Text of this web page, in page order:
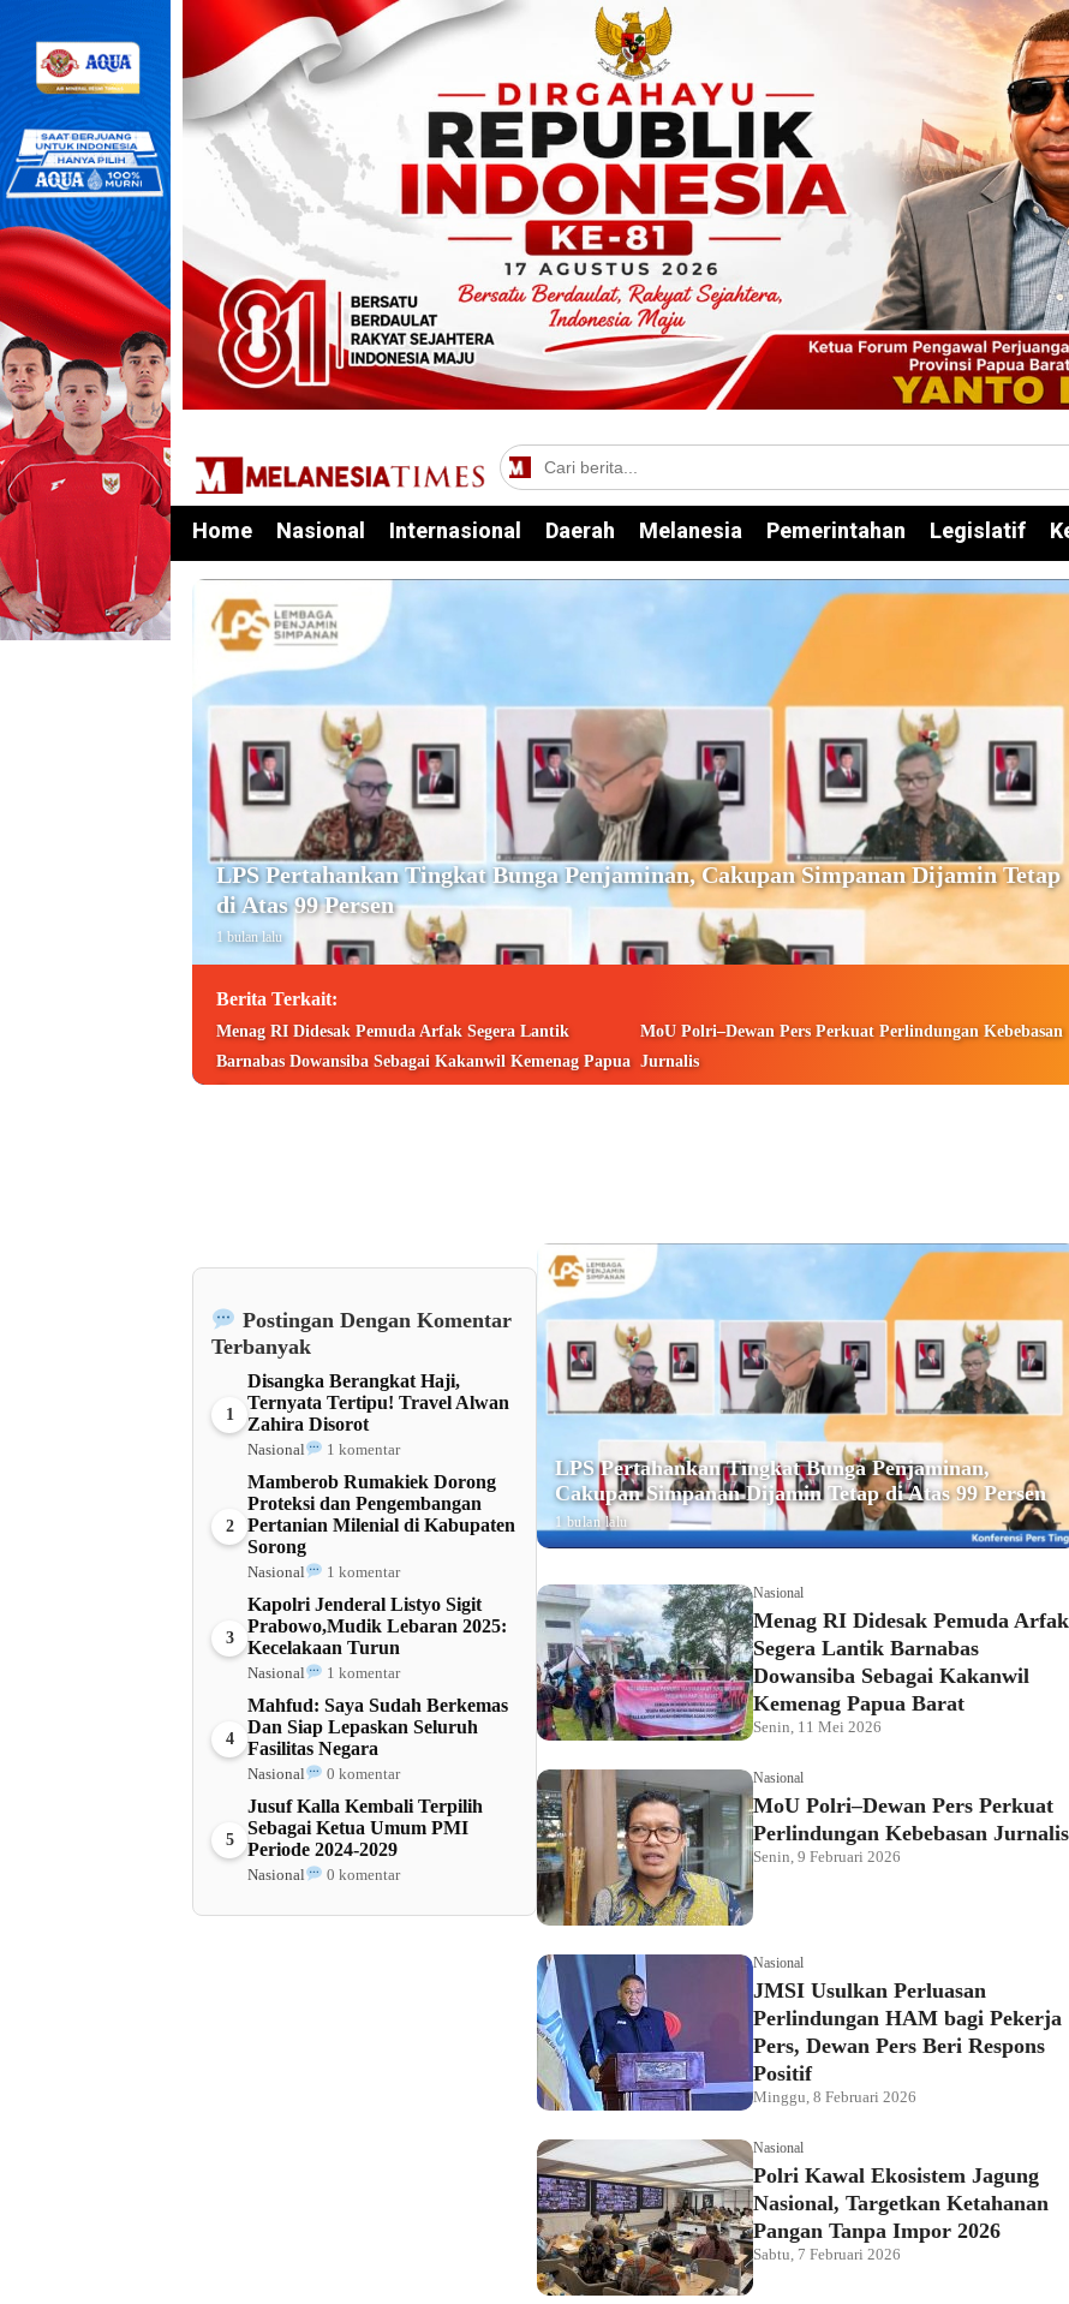
Home Nasional Internasional Daerah Melanesia Pemerintahan Legislatif
LPS Pertahankan Tingkat Bunga Penjaminan, Cakupan Simpanan Dijamin Tetap
di Atas 99 Persen
1 bulan lalu
Berita Terkait:
Menag RI Didesak Pemuda Arfak Segera Lantik
Barnabas Dowansiba Sebagai Kakanwil Kemenag Papua
MoU Polri–Dewan Pers Perkuat Perlindungan Kebebasan
Jurnalis
Postingan Dengan Komentar
Terbanyak
1
Disangka Berangkat Haji,
Ternyata Tertipu! Travel Alwan
Zahira Disorot
Nasional 1 komentar
2
Mamberob Rumakiek Dorong
Proteksi dan Pengembangan
Pertanian Milenial di Kabupaten
Sorong
Nasional 1 komentar
3
Kapolri Jenderal Listyo Sigit
Prabowo,Mudik Lebaran 2025:
Kecelakaan Turun
Nasional 1 komentar
4
Mahfud: Saya Sudah Berkemas
Dan Siap Lepaskan Seluruh
Fasilitas Negara
Nasional 0 komentar
5
Jusuf Kalla Kembali Terpilih
Sebagai Ketua Umum PMI
Periode 2024-2029
Nasional 0 komentar
LPS Pertahankan Tingkat Bunga Penjaminan,
Cakupan Simpanan Dijamin Tetap di Atas 99 Persen
1 bulan lalu
Nasional
Menag RI Didesak Pemuda Arfak
Segera Lantik Barnabas
Dowansiba Sebagai Kakanwil
Kemenag Papua Barat
Senin, 11 Mei 2026
Nasional
MoU Polri–Dewan Pers Perkuat
Perlindungan Kebebasan Jurnalis
Senin, 9 Februari 2026
Nasional
JMSI Usulkan Perluasan
Perlindungan HAM bagi Pekerja
Pers, Dewan Pers Beri Respons
Positif
Minggu, 8 Februari 2026
Nasional
Polri Kawal Ekosistem Jagung
Nasional, Targetkan Ketahanan
Pangan Tanpa Impor 2026
Sabtu, 7 Februari 2026